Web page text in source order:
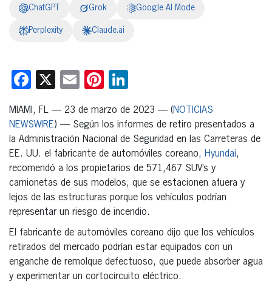
ChatGPT Grok Google AI Mode
Perplexity Claude.ai
Facebook
X EmailPinterest
MIAMI, FL — 23 de marzo de 2023 — (NOTICIAS
NEWSWIRE) — Según los informes de retiro presentados a
la Administración Nacional de Seguridad en las Carreteras de
EE. UU. el fabricante de automóviles coreano, Hyundai,
recomendó a los propietarios de 571,467 SUV’s y
camionetas de sus modelos, que se estacionen afuera y
lejos de las estructuras porque los vehículos podrían
representar un riesgo de incendio.
El fabricante de automóviles coreano dijo que los vehículos
retirados del mercado podrían estar equipados con un
enganche de remolque defectuoso, que puede absorber agua
y experimentar un cortocircuito eléctrico.